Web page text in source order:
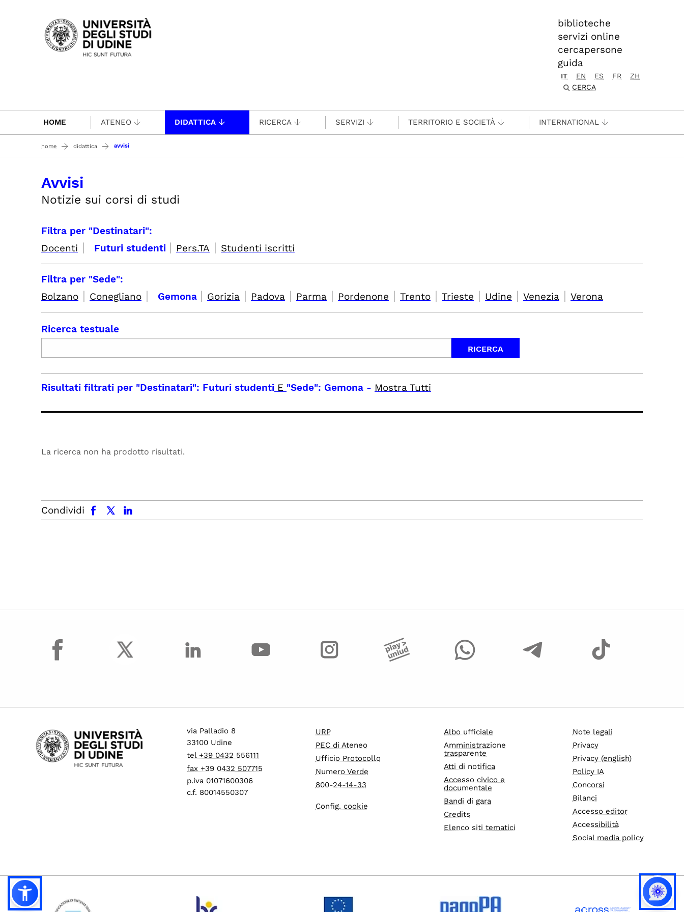
Passa al contenuto principale
biblioteche
servizi online
cercapersone
guida
IT EN ES FR
ZH
CERCA
HOME ATENEO DIDATTICA RICERCA SERVIZI TERRITORIO E SOCIETÀ INTERNATIONAL
home didattica avvisi
Avvisi
Notizie sui corsi di studi
Filtra per "Destinatari":
Docenti | Futuri studenti | Pers.TA | Studenti iscritti
Filtra per "Sede":
Bolzano | Conegliano | Gemona | Gorizia | Padova | Parma | Pordenone | Trento | Trieste | Udine | Venezia | Verona
Ricerca testuale
Risultati filtrati per "Destinatari": Futuri studenti E "Sede": Gemona - Mostra Tutti
La ricerca non ha prodotto risultati.
Condividi
facebook x.com linkedin
facebook
via Palladio 8
33100 Udine
tel +39 0432 556111
fax +39 0432 507715
p.iva 01071600306
c.f. 80014550307
URP
PEC di Ateneo
Ufficio Protocollo
Numero Verde
800-24-14-33
Config. cookie
Albo ufficiale
Amministrazione
trasparente
Atti di notifica
Accesso civico e
documentale
Bandi di gara
Credits
Elenco siti tematici
Note legali
Privacy
Privacy (english)
Policy IA
Concorsi
Bilanci
Accesso editor
Accessibilità
Social media policy